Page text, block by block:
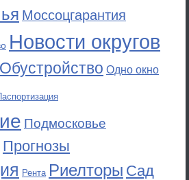
Моссоцгарантия
Новости округов
Обустройство Одно окно
Подмосковье
Прогнозы
Рента Риелторы Сад